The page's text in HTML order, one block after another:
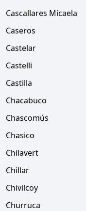
Cascallares Micaela
Caseros
Castelar
Castelli
Castilla
Chacabuco
Chascomús
Chasico
Chilavert
Chillar
Chivilcoy
Churruca